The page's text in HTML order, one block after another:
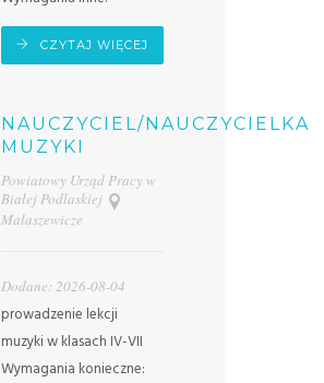
CZYTAJ WIĘCEJ
NAUCZYCIEL/NAUCZYCIELKA
MUZYKI
Powiatowy Urząd Pracy w
Białej Podlaskiej
Małaszewicze
Dodane: 2026-08-04
prowadzenie lekcji
muzyki w klasach IV-VII
Wymagania konieczne: